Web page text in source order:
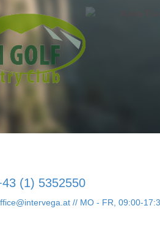
(1) 5352550
// MO - FR, 09:00-